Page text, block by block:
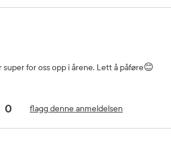
for oss opp i årene. Lett å påføre😊
0 flagg denne anmeldelsen